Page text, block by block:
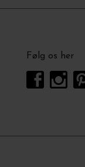
Følg os her